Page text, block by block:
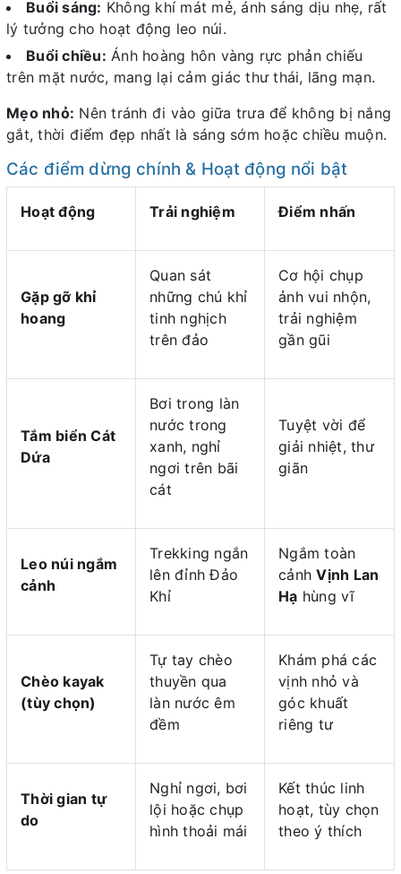
Buổi sáng: Không khí mát mẻ, ánh sáng dịu nhẹ, rất
lý tưởng cho hoạt động leo núi.
Buổi chiều: Ánh hoàng hôn vàng rực phản chiếu
trên mặt nước, mang lại cảm giác thư thái, lãng mạn.
Mẹo nhỏ: Nên tránh đi vào giữa trưa để không bị nắng
gắt, thời điểm đẹp nhất là sáng sớm hoặc chiều muộn.
Các điểm dừng chính & Hoạt động nổi bật
Hoạt động Trải nghiệm Điểm nhấn
Gặp gỡ khỉ
hoang
Quan sát
những chú khỉ
tinh nghịch
trên đảo
Cơ hội chụp
ảnh vui nhộn,
trải nghiệm
gần gũi
Tắm biển Cát
Dứa
Bơi trong làn
nước trong
xanh, nghỉ
ngơi trên bãi
cát
Tuyệt vời để
giải nhiệt, thư
giãn
Leo núi ngắm
cảnh
Trekking ngắn
lên đỉnh Đảo
Khỉ
Ngắm toàn
cảnhVịnh Lan
Hạ hùng vĩ
Chèo kayak
(tùy chọn)
Tự tay chèo
thuyền qua
làn nước êm
đềm
Khám phá các
vịnh nhỏ và
góc khuất
riêng tư
Thời gian tự
do
Nghỉ ngơi, bơi
lội hoặc chụp
hình thoải mái
Kết thúc linh
hoạt, tùy chọn
theo ý thích